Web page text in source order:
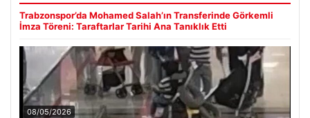
Trabzonspor’da Mohamed Salah’ın Transferinde Görkemli
İmza Töreni: Taraftarlar Tarihi Ana Tanıklık Etti
08/05/2026